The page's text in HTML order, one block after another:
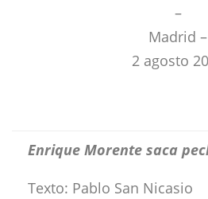
–
Madrid –
2 agosto
Enrique Morente saca
Texto: Pablo San Nicasio